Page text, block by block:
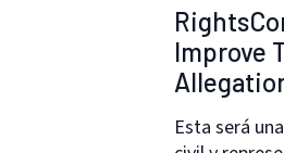
Improve
Esta será